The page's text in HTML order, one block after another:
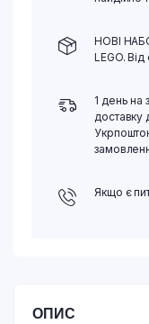
НОВІ
LEGO.
1 день на
Якщо є
ОПИС